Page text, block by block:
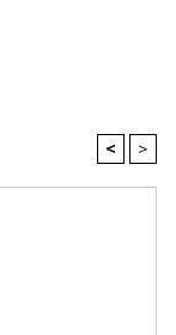
< >